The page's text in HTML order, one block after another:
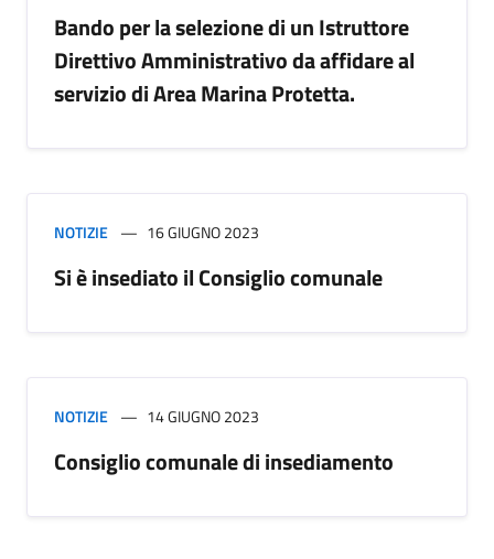
Bando per la selezione di un Istruttore
Direttivo Amministrativo da affidare al
servizio di Area Marina Protetta.
NOTIZIE 16 GIUGNO 2023
Si è insediato il Consiglio comunale
NOTIZIE 14 GIUGNO 2023
Consiglio comunale di insediamento